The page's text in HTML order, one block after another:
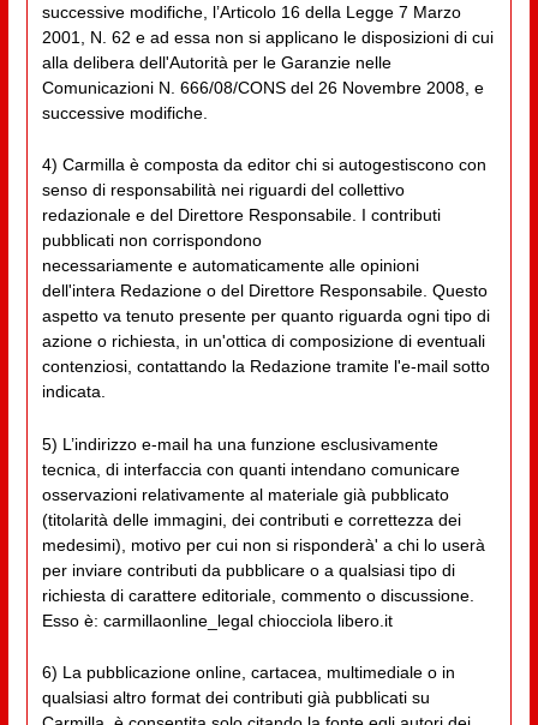
successive modifiche, l’Articolo 16 della Legge 7 Marzo
2001, N. 62 e ad essa non si applicano le disposizioni di cui
alla delibera dell'Autorità per le Garanzie nelle
Comunicazioni N. 666/08/CONS del 26 Novembre 2008, e
successive modifiche.
4) Carmilla è composta da editor chi si autogestiscono con
senso di responsabilità nei riguardi del collettivo
redazionale e del Direttore Responsabile. I contributi
pubblicati non corrispondono
necessariamente e automaticamente alle opinioni
dell'intera Redazione o del Direttore Responsabile. Questo
aspetto va tenuto presente per quanto riguarda ogni tipo di
azione o richiesta, in un'ottica di composizione di eventuali
contenziosi, contattando la Redazione tramite l'e-mail sotto
indicata.
5) L’indirizzo e-mail ha una funzione esclusivamente
tecnica, di interfaccia con quanti intendano comunicare
osservazioni relativamente al materiale già pubblicato
(titolarità delle immagini, dei contributi e correttezza dei
medesimi), motivo per cui non si risponderà' a chi lo userà
per inviare contributi da pubblicare o a qualsiasi tipo di
richiesta di carattere editoriale, commento o discussione.
Esso è: carmillaonline_legal chiocciola libero.it
6) La pubblicazione online, cartacea, multimediale o in
qualsiasi altro format dei contributi già pubblicati su